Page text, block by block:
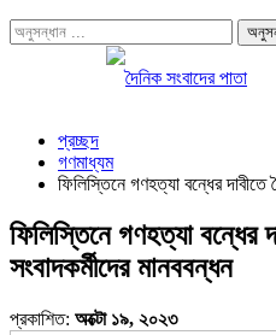
প্রচ্ছদ
গণমাধ্যম
ফিলিস্তিনে গণহত্যা বন্ধের দাবীতে
ফিলিস্তিনে গণহত্যা বন্ধের
সংবাদকর্মীদের মানববন্ধন
প্রকাশিত: অক্টো ১৯, ২০২৩